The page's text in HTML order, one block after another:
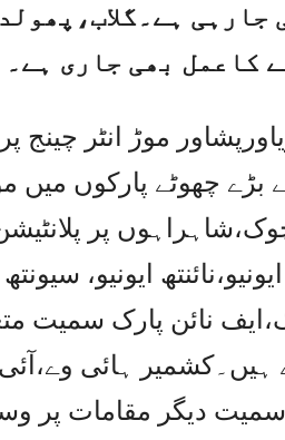
جارہی
کاعمل بھی جاری ہے۔
موڑ انٹر چینج
بڑے چھوٹے پارکوں میں
چوک،شاہراہوں پر
ایونیو،
نائن پارک سمیت
ہیں۔کشمیر ہائی وے،آئی
دیگر مقامات پر وسیع